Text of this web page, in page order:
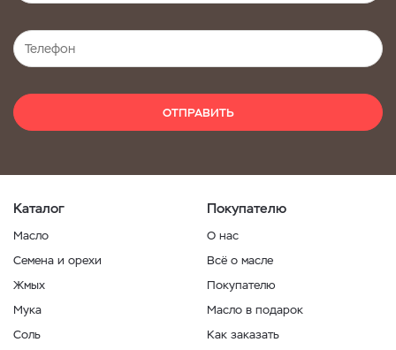
ОТПРАВИТЬ
Каталог
Масло
Семена и орехи
Жмых
Мука
Соль
Покупателю
О нас
Всё о масле
Покупателю
Масло в подарок
Как заказать